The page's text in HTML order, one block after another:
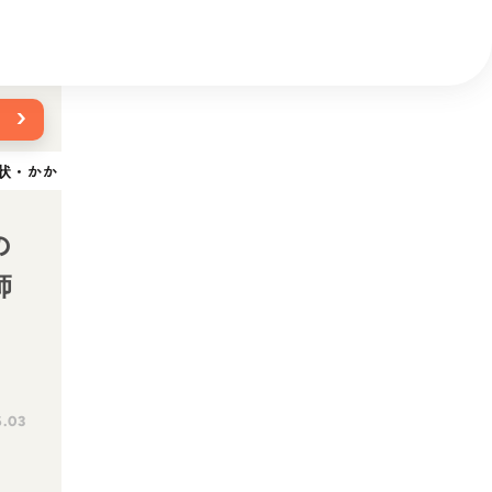
›
かかりやすい犬種・治療法を獣医師が解説